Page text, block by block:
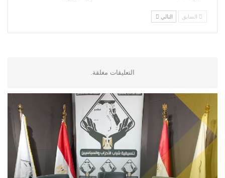
السابق التالي
التعليقات مغلقة.